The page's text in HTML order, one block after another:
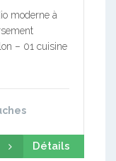
moderne à
– 01 cuisine
Détails